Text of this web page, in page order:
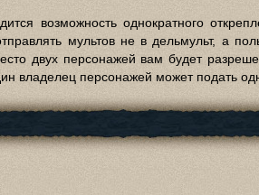
возможность однократного
мультов не в дельмульт, а
двух персонажей вам будет
владелец персонажей может подать